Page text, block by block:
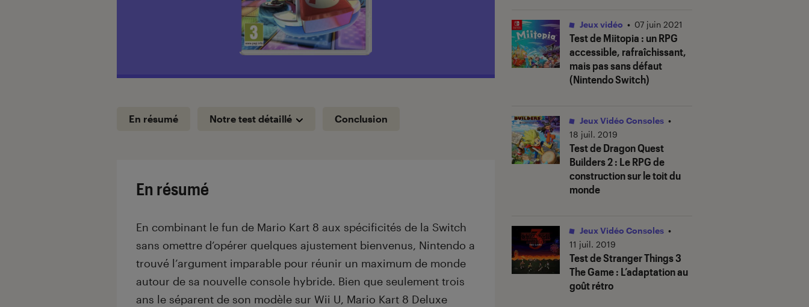
En résumé Notre test détaillé Conclusion
En résumé
En combinant le fun de Mario Kart 8 aux spécificités de la Switch
sans omettre d’opérer quelques ajustement bienvenus, Nintendo a
trouvé l’argument imparable pour réunir un maximum de monde
autour de sa nouvelle console hybride. Bien que seulement trois
ans le séparent de son modèle sur Wii U, Mario Kart 8 Deluxe
Test de Miitopia : un RPG
accessible, rafraîchissant,
mais pas sans défaut
(Nintendo Switch)
Jeux vidéo • 07 juin 2021
Test de Dragon Quest
Builders 2 : Le RPG de
construction sur le toit du
monde
Jeux Vidéo Consoles •
18 juil. 2019
Test de Stranger Things 3
The Game : L’adaptation au
goût rétro
Jeux Vidéo Consoles •
11 juil. 2019